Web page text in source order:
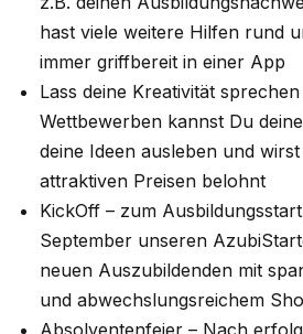
hast viele weitere Hilfen rund
immer griffbereit in einer App
Lass deine Kreativität
Wettbewerben kannst Du
deine Ideen ausleben und
attraktiven Preisen belohnt
KickOff – zum
September unseren
neuen Auszubildenden mit
und abwechslungsreichem